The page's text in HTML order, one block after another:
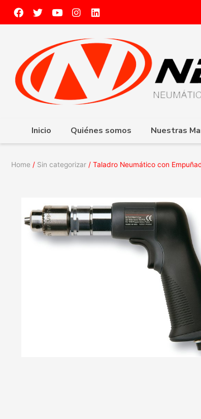
Inicio Quiénes somos Nuestras
Home / Sin categorizar / Taladro Neumático con